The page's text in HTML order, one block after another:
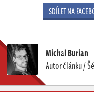
SDÍLET NA
Michal Burian
Autor článku /